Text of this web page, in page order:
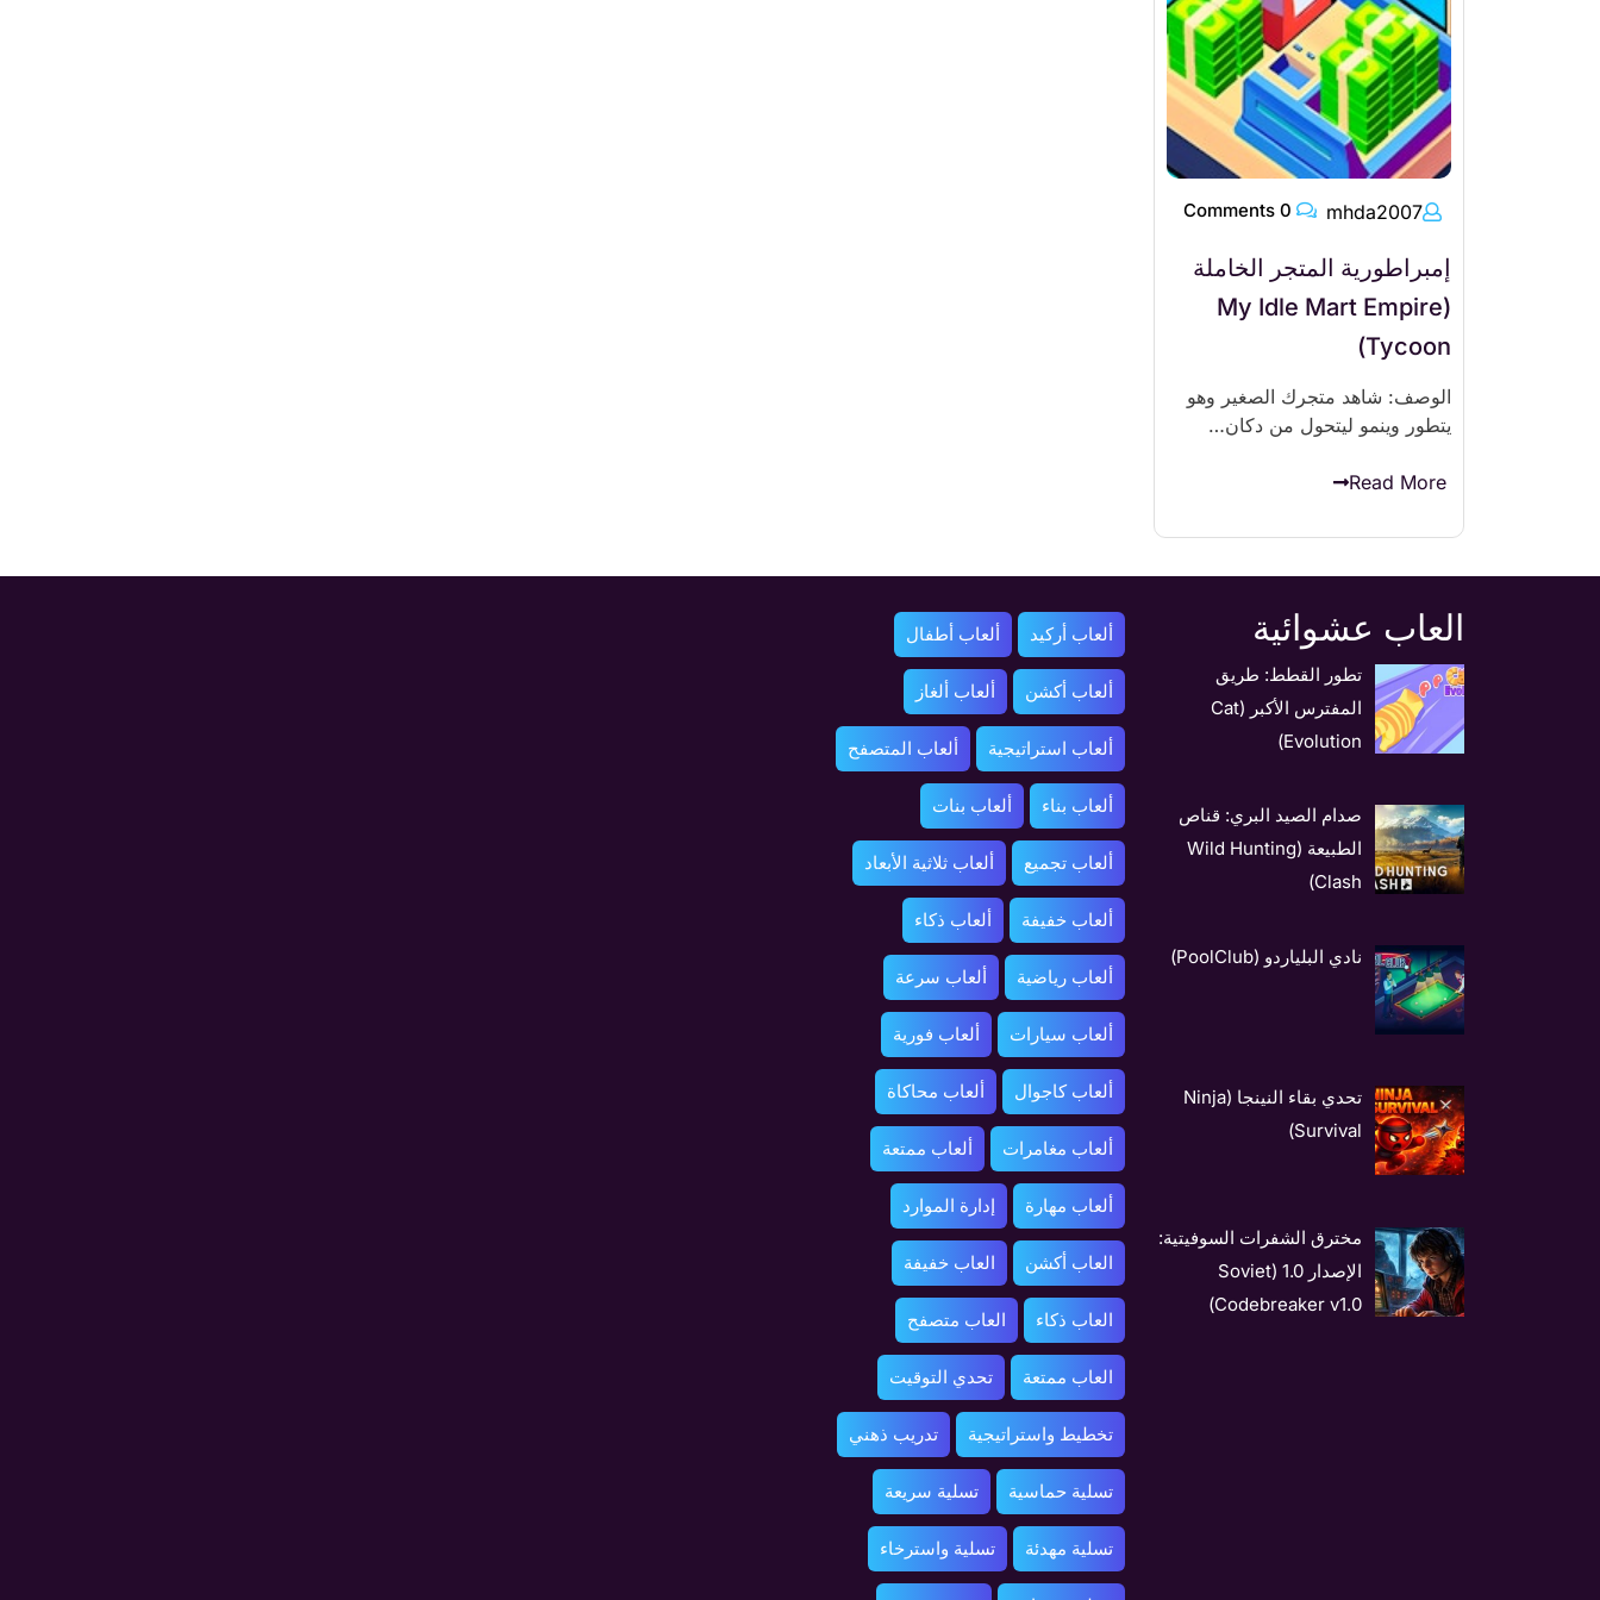
mhda2007
إمبراطورية المتجر الخاملة
(My Idle Mart Empire
Tycoon)
الوصف: شاهد متجرك الصغير وهو
يتطور وينمو ليتحول من دكان…
Read More
العاب عشوائية
تطور القطط: طريق
المفترس الأكبر (Cat
Evolution)
صدام الصيد البري: قناص
الطبيعة (Wild Hunting
Clash)
نادي البلياردو (PoolClub)
تحدي بقاء النينجا (Ninja
Survival)
مخترق الشفرات السوفيتية:
الإصدار 1.0 (Soviet
Codebreaker v1.0)
ألعاب أركيد ألعاب أطفال
ألعاب أكشن ألعاب ألغاز
ألعاب استراتيجية ألعاب المتصفح
ألعاب بناء ألعاب بنات
ألعاب تجميع ألعاب ثلاثية الأبعاد
ألعاب خفيفة ألعاب ذكاء
ألعاب رياضية ألعاب سرعة
ألعاب سيارات ألعاب فورية
ألعاب كاجوال ألعاب محاكاة
ألعاب مغامرات ألعاب ممتعة
ألعاب مهارة إدارة الموارد
العاب أكشن العاب خفيفة
العاب ذكاء العاب متصفح
العاب ممتعة تحدي التوقيت
تخطيط واستراتيجية تدريب ذهني
تسلية حماسية تسلية سريعة
تسلية مهدئة تسلية واسترخاء